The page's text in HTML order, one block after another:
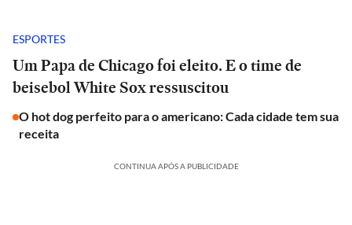
ESPORTES
Um Papa de Chicago foi eleito. E o time de
beisebol White Sox ressuscitou
O hot dog perfeito para o americano: Cada cidade tem sua
receita
CONTINUA APÓS A PUBLICIDADE